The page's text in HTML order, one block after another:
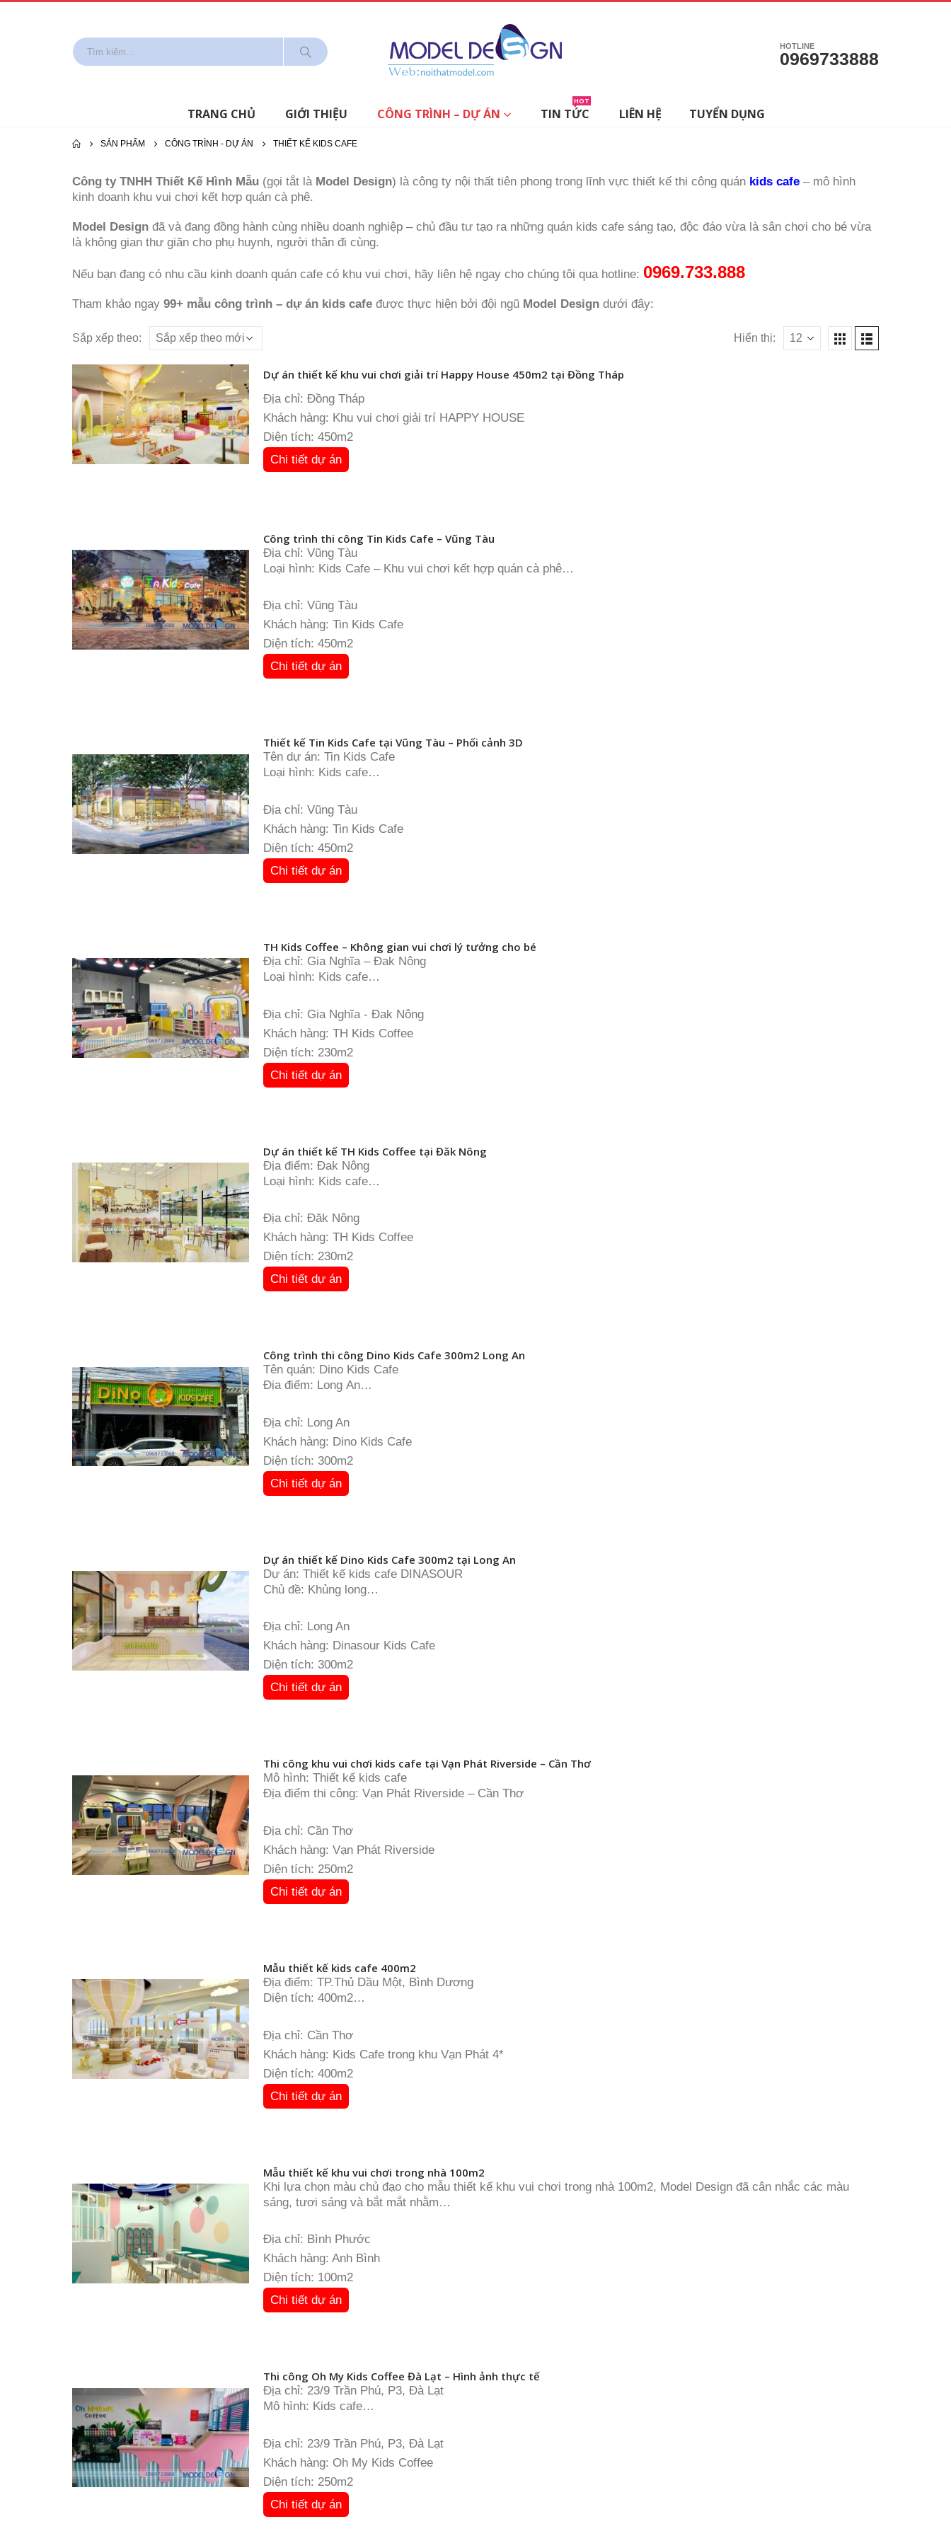
HOTLINE
0969733888
TRANG CHỦ GIỚI THIỆU CÔNG TRÌNH – DỰ ÁN TIN TỨC
HOT
LIÊN HỆ TUYỂN DỤNG
SẢN PHẨM CÔNG TRÌNH - DỰ ÁN THIẾT KẾ KIDS CAFE
Công ty TNHH Thiết Kế Hình Mẫu (gọi tắt là Model Design) là công ty nội thất tiên phong trong lĩnh vực thiết kế thi công quán kids cafe – mô hình
kinh doanh khu vui chơi kết hợp quán cà phê.
Model Design đã và đang đồng hành cùng nhiều doanh nghiệp – chủ đầu tư tạo ra những quán kids cafe sáng tạo, độc đáo vừa là sân chơi cho bé vừa
là không gian thư giãn cho phụ huynh, người thân đi cùng.
Nếu bạn đang có nhu cầu kinh doanh quán cafe có khu vui chơi, hãy liên hệ ngay cho chúng tôi qua hotline: 0969.733.888
Tham khảo ngay 99+ mẫu công trình – dự án kids cafe được thực hiện bởi đội ngũ Model Design dưới đây:
Sắp xếp theo: Hiển thị:
Dự án thiết kế khu vui chơi giải trí Happy House 450m2 tại Đồng Tháp
Địa chỉ: Đồng Tháp
Khách hàng: Khu vui chơi giải trí HAPPY HOUSE
Diện tích: 450m2
Chi tiết dự án
Công trình thi công Tin Kids Cafe – Vũng Tàu
Địa chỉ: Vũng Tàu
Loại hình: Kids Cafe – Khu vui chơi kết hợp quán cà phê
Đơn vị thực hiện: Model Design
Địa chỉ: Vũng Tàu
Khách hàng: Tin Kids Cafe
Diện tích: 450m2
Chi tiết dự án
Thiết kế Tin Kids Cafe tại Vũng Tàu – Phối cảnh 3D
Tên dự án: Tin Kids Cafe
Loại hình: Kids cafe
Diện tích: 450m2
Địa chỉ: Vũng Tàu
Khách hàng: Tin Kids Cafe
Diện tích: 450m2
Chi tiết dự án
TH Kids Coffee – Không gian vui chơi lý tưởng cho bé
Địa chỉ: Gia Nghĩa – Đak Nông
Loại hình: Kids cafe
Màu sắc chủ đạo: Hồng – vàng
Địa chỉ: Gia Nghĩa - Đak Nông
Khách hàng: TH Kids Coffee
Diện tích: 230m2
Chi tiết dự án
Dự án thiết kế TH Kids Coffee tại Đăk Nông
Địa điểm: Đak Nông
Loại hình: Kids cafe
Đơn vị thiết kế: Model Design
Địa chỉ: Đăk Nông
Khách hàng: TH Kids Coffee
Diện tích: 230m2
Chi tiết dự án
Công trình thi công Dino Kids Cafe 300m2 Long An
Tên quán: Dino Kids Cafe
Địa điểm: Long An
Diện tích: 300m2
Đơn vị thiết kế thi công: Model Design
Địa chỉ: Long An
Khách hàng: Dino Kids Cafe
Diện tích: 300m2
Chi tiết dự án
Dự án thiết kế Dino Kids Cafe 300m2 tại Long An
Dự án: Thiết kế kids cafe DINASOUR
Chủ đề: Khủng long
Địa chỉ: Long An
Khách hàng: Dinasour Kids Cafe
Diện tích: 300m2
Chi tiết dự án
Thi công khu vui chơi kids cafe tại Vạn Phát Riverside – Cần Thơ
Mô hình: Thiết kế kids cafe
Địa điểm thi công: Vạn Phát Riverside – Cần Thơ
Địa chỉ: Cần Thơ
Khách hàng: Vạn Phát Riverside
Diện tích: 250m2
Chi tiết dự án
Mẫu thiết kế kids cafe 400m2
Địa điểm: TP.Thủ Dầu Một, Bình Dương
Diện tích: 400m2
Địa chỉ: Cần Thơ
Khách hàng: Kids Cafe trong khu Vạn Phát 4*
Diện tích: 400m2
Chi tiết dự án
Mẫu thiết kế khu vui chơi trong nhà 100m2
Khi lựa chọn màu chủ đạo cho mẫu thiết kế khu vui chơi trong nhà 100m2, Model Design đã cân nhắc các màu
sáng, tươi sáng và bắt mắt nhằm…
Địa chỉ: Bình Phước
Khách hàng: Anh Bình
Diện tích: 100m2
Chi tiết dự án
Thi công Oh My Kids Coffee Đà Lạt – Hình ảnh thực tế
Địa chỉ: 23/9 Trần Phú, P3, Đà Lạt
Mô hình: Kids cafe
Giá vé vui chơi dự kiến: 50.000 – 70.000đ (chưa bao gồm nước)
Địa chỉ: 23/9 Trần Phú, P3, Đà Lạt
Khách hàng: Oh My Kids Coffee
Diện tích: 250m2
Chi tiết dự án